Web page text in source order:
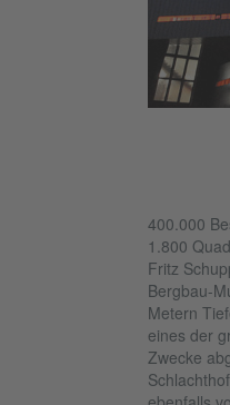
400.000
1.800
Fritz
Bergbau-
Metern
eines der
Zwecke